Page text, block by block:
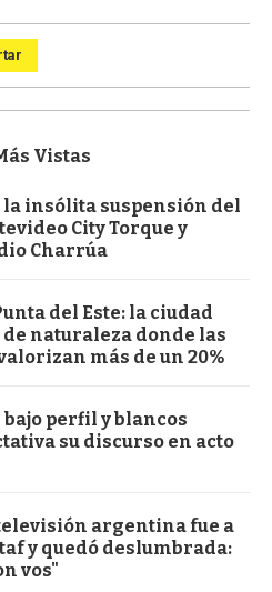
Vistas
la insólita suspensión del
City Torque y
Charrúa
del Este: la ciudad
naturaleza donde las
más de un 20%
perfil y blancos
su discurso en acto
argentina fue a
y quedó deslumbrada:
vos"